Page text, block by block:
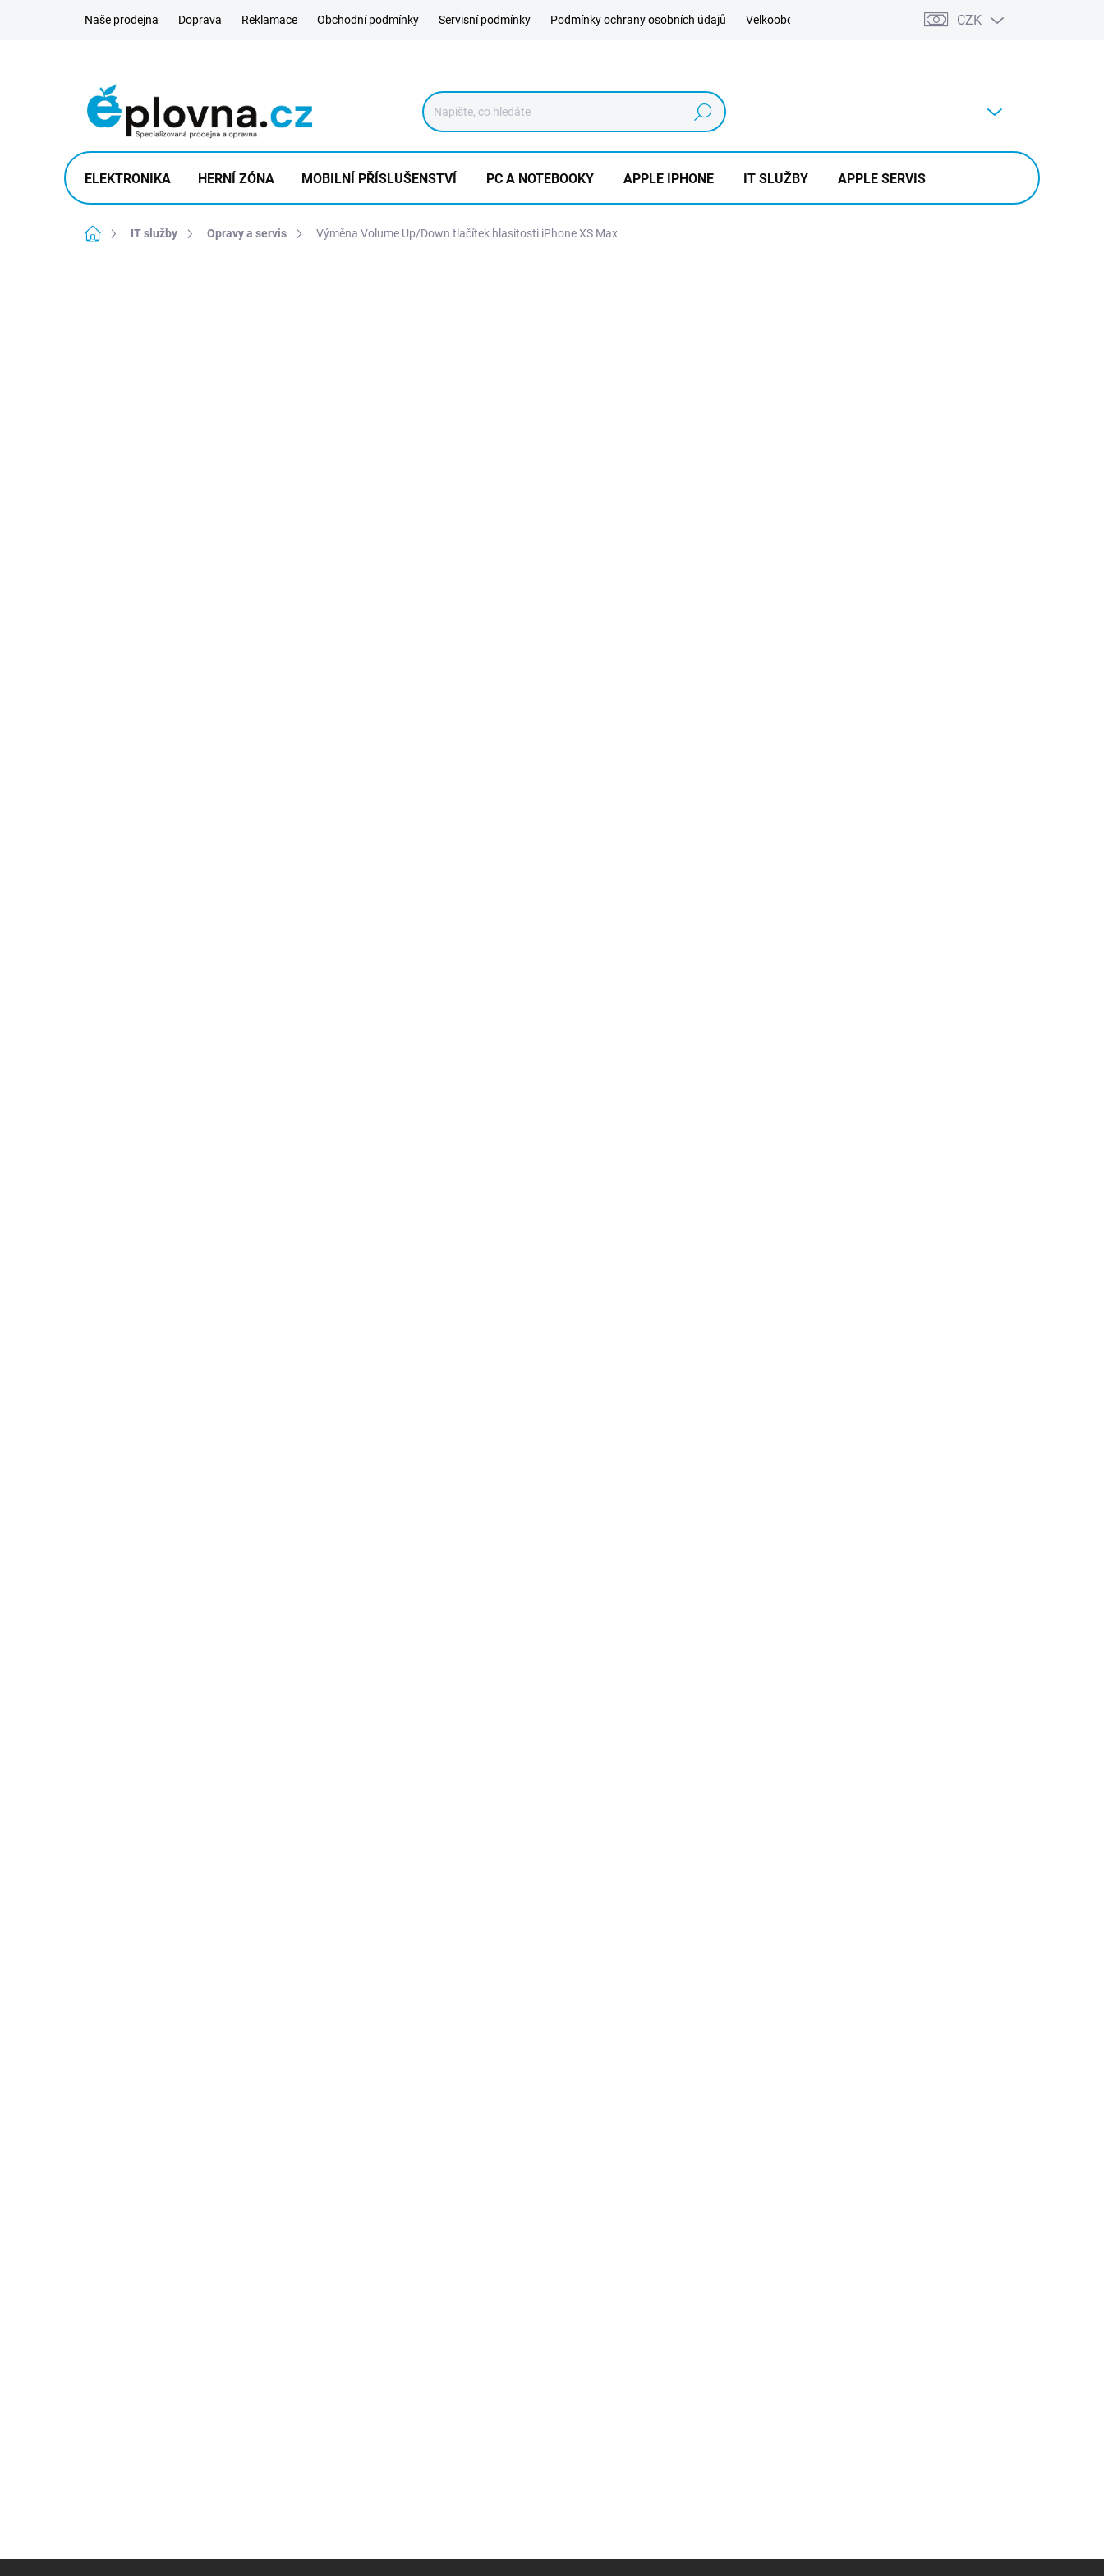
Naše prodejna Doprava Reklamace Obchodní podmínky Servisní podmínky Podmínky ochrany osobních údajů Velkoobchod Výkup CZK
Hledat
ELEKTRONIKA HERNÍ ZÓNA MOBILNÍ PŘÍSLUŠENSTVÍ PC A NOTEBOOKY APPLE IPHONE IT SLUŽBY APPLE SERVIS
Domů IT služby Opravy a servis Výměna Volume Up/Down tlačítek hlasitosti iPhone XS Max